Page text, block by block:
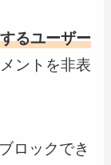
るユーザー
ントを非表
ロックでき